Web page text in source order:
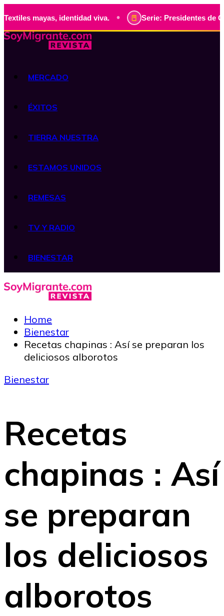
identidad viva. • Serie: Presidentes de Guatemala,
MERCADO
ÉXITOS
TIERRA NUESTRA
ESTAMOS UNIDOS
REMESAS
TV Y RADIO
BIENESTAR
Home
Bienestar
Recetas chapinas : Así se preparan los
deliciosos alborotos
Bienestar
Recetas
chapinas : Así
se preparan
los deliciosos
alborotos